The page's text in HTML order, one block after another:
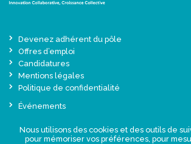
Devenez adhérent du pôle
Offres d’emploi
Candidatures
Mentions légales
Politique de confidentialité
Événements
Une offre globale sur-mesure
Nous utilisons des cookies et des outils de
pour mémoriser vos préférences, pour